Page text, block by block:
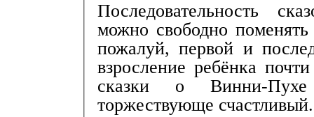
Последовательность
можно свободно
пожалуй, первой и
взросление ребёнка
сказки о Винни-
торжествующе счастливый.